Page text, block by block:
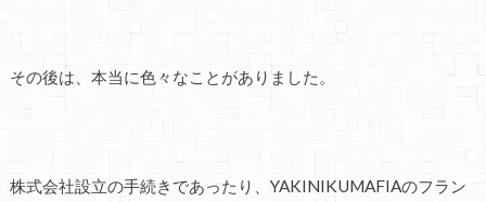
その後は、本当に色々なことがありました。
株式会社設立の手続きであったり、YAKINIKUMAFIAのフラン